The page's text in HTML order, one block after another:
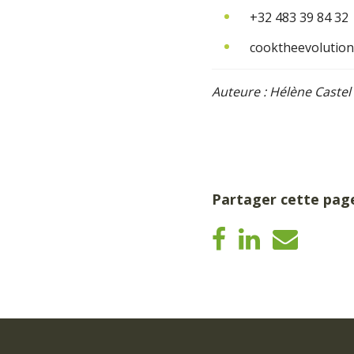
+32 483 39 84 32
Auteure : Hélène Castel
Partager cette